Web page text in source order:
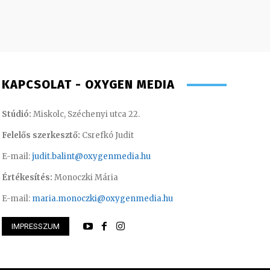
– irodavezető
KAPCSOLAT - OXYGEN MEDIA
Stúdió: Miskolc, Széchenyi utca 22.
Felelős szerkesztő: Csrefkó Judit
E-mail:judit.balint@oxygenmedia.hu
Értékesítés: Monoczki Mária
E-mail: maria.monoczki@oxygenmedia.hu
IMPRESSZUM